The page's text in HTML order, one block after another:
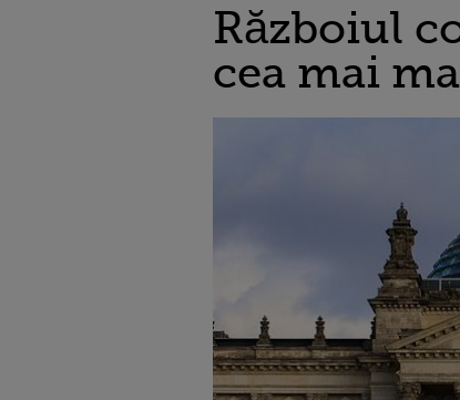
Războiul
cea mai